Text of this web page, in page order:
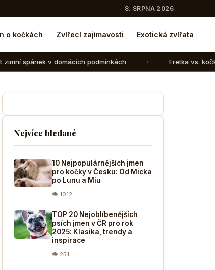
8. SRPNA 2026
o kočkách Zvířecí zajímavosti Exotická zvířata
podmínkách Fretka vs. kočka: V čem se liší
Nejvíce hledané
10 Nejpopulárnějších jmen
pro kočky v Česku: Od Micka
po Lunu a Miu
👁 1012
TOP 20 Nejoblíbenějších
psích jmen v ČR pro rok
2025: Klasika, trendy a
inspirace
👁 251